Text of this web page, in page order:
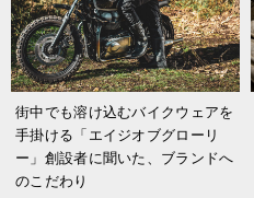
街中でも溶け込むバイクウェアを
手掛ける「エイジオブグローリ
ー」創設者に聞いた、ブランドへ
のこだわり